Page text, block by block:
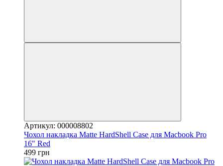
Артикул: 000008802
Чохол накладка Matte HardShell Case для Macbook Pro
16" Red
499 грн